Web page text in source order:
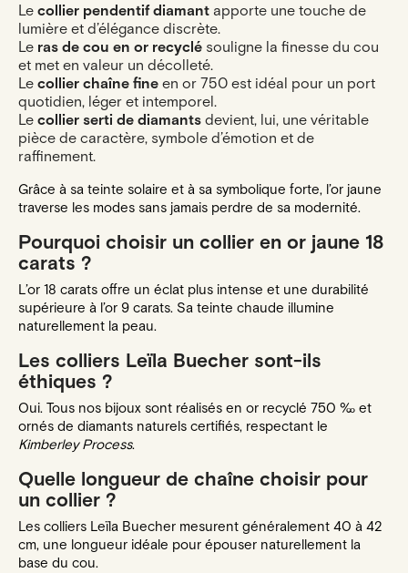
Lecollier pendentif diamantapporte une touche de
lumière et d’élégance discrète.
Le ras de cou en or recyclé souligne la finesse du cou
et met en valeur un décolleté.
Lecollier chaîne fineen or 750 est idéal pour un port
quotidien, léger et intemporel.
Lecollier serti de diamantsdevient, lui, une véritable
pièce de caractère, symbole d’émotion et de
raffinement.
Grâce à sa teinte solaire et à sa symbolique forte, l’or jaune
traverse les modes sans jamais perdre de sa modernité.
Pourquoi choisir un collier en or jaune 18
carats ?
L’or 18 carats offre un éclat plus intense et une durabilité
supérieure à l’or 9 carats. Sa teinte chaude illumine
naturellement la peau.
Les colliers Leïla Buecher sont-ils
éthiques ?
Oui. Tous nos bijoux sont réalisés en or recyclé 750 ‰ et
ornés de diamants naturels certifiés, respectant le
Kimberley Process.
Quelle longueur de chaîne choisir pour
un collier ?
Les colliers Leïla Buecher mesurent généralement 40 à 42
cm, une longueur idéale pour épouser naturellement la
base du cou.